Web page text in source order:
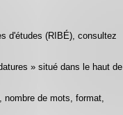
d'études (RIBÉ), consultez
» situé dans le haut de
de mots, format,